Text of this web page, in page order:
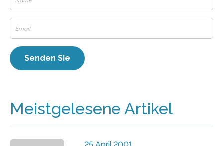
Meistgelesene Artikel
25 April 2001